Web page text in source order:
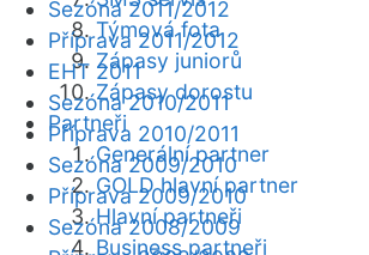
Týmová fota
Zápasy juniorů
Zápasy dorostu
Partneři
Generální partner
GOLD hlavní partner
Hlavní partneři
Business partneři
Sezóna 2011/2012
Příprava 2011/2012
EHT 2011
Sezóna 2010/2011
Příprava 2010/2011
Sezóna 2009/2010
Příprava 2009/2010
Sezóna 2008/2009